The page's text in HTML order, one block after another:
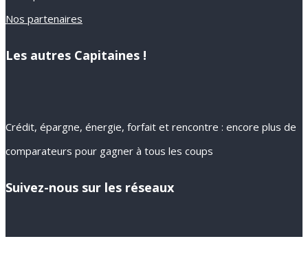
Nos partenaires
Les autres Capitaines !
Crédit, épargne, énergie, forfait et rencontre : encore plus de
comparateurs pour gagner à tous les coups
Suivez-nous sur les réseaux